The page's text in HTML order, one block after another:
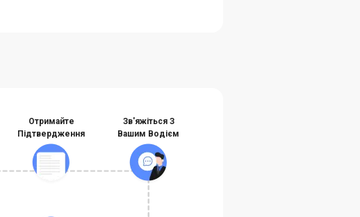
Отримайте
Підтвердження
Зв'яжіться З
Вашим Водієм